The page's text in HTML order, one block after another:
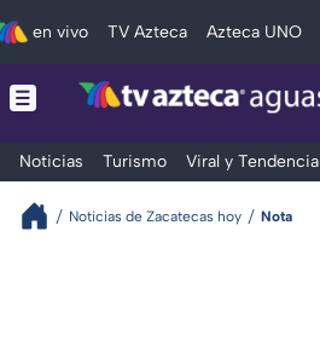
en vivo TV Azteca Azteca UNO
Noticias Turismo Viral y Tendencia
Noticias de Zacatecas hoy Nota